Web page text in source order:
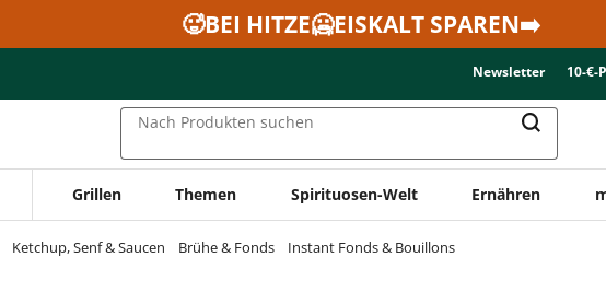
🥵BEI HITZE🥶EISKALT SPAREN➡️
Newsletter 10-€-
Nach Produkten suchen
Grillen Themen Spirituosen-Welt Ernähren
Ketchup, Senf & Saucen Brühe & Fonds Instant Fonds & Bouillons